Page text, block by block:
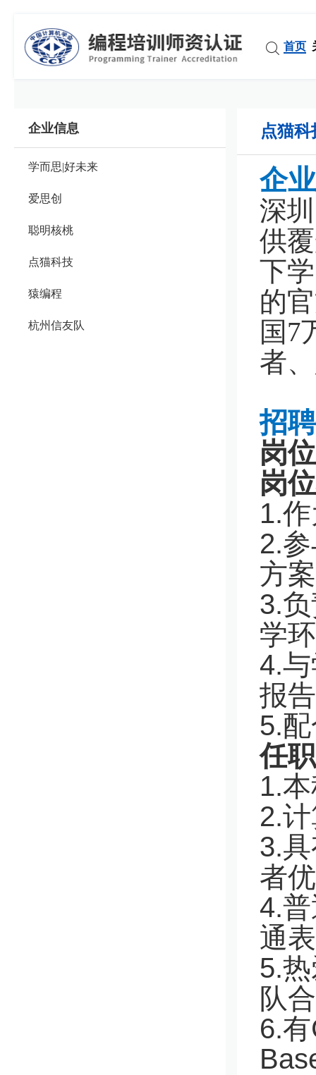
首页
企业信息
学而思|好未来
爱思创
聪明核桃
点猫科技
猿编程
杭州信友队
点猫科
企
深
供
下
的
国7
者
招
岗
岗
1.
2.
方
3.
学
4.
报
5.
任
1.
2.
3.
者
4.
通
5.
队
6.有